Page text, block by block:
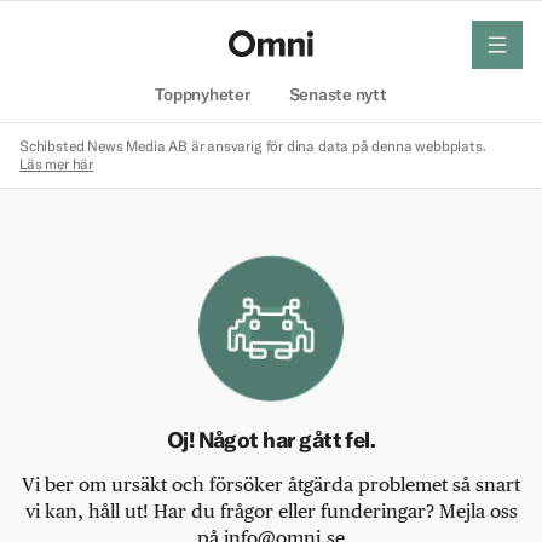
Toppnyheter Senaste nytt
meny
Schibsted News Media AB är ansvarig för dina data på denna webbplats.
Läs mer här
Oj! Något har gått fel.
Vi ber om ursäkt och försöker åtgärda problemet så snart
vi kan, håll ut! Har du frågor eller funderingar? Mejla oss